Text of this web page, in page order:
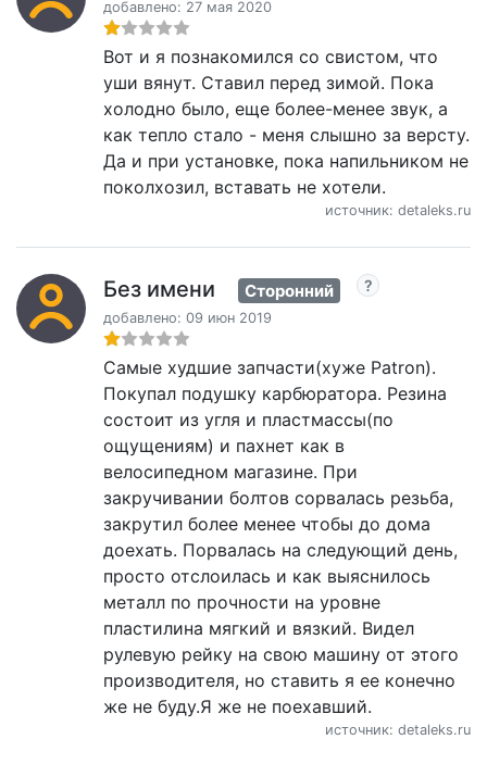
добавлено: 27 мая 2020
Вот и я познакомился со свистом, что
уши вянут. Ставил перед зимой. Пока
холодно было, еще более-менее звук, а
как тепло стало - меня слышно за версту.
Да и при установке, пока напильником не
поколхозил, вставать не хотели.
источник: detaleks.ru
Без имени Сторонний
добавлено: 09 июн 2019
Самые худшие запчасти(хуже Patron).
Покупал подушку карбюратора. Резина
состоит из угля и пластмассы(по
ощущениям) и пахнет как в
велосипедном магазине. При
закручивании болтов сорвалась резьба,
закрутил более менее чтобы до дома
доехать. Порвалась на следующий день,
просто отслоилась и как выяснилось
металл по прочности на уровне
пластилина мягкий и вязкий. Видел
рулевую рейку на свою машину от этого
производителя, но ставить я ее конечно
же не буду.Я же не поехавший.
источник: detaleks.ru